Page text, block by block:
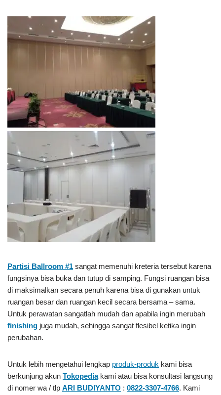
Partisi Ballroom #1 sangat memenuhi kreteria tersebut karena
fungsinya bisa buka dan tutup di samping. Fungsi ruangan bisa
di maksimalkan secara penuh karena bisa di gunakan untuk
ruangan besar dan ruangan kecil secara bersama – sama.
Untuk perawatan sangatlah mudah dan apabila ingin merubah
finishing juga mudah, sehingga sangat flesibel ketika ingin
perubahan.
Untuk lebih mengetahui lengkap produk-produk kami bisa
berkunjung akun Tokopediakami atau bisa konsultasi langsung
di nomer wa / tlp ARI BUDIYANTO : 0822-3307-4766. Kami